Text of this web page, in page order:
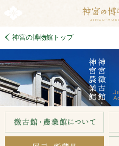
神宮の博物館トップ